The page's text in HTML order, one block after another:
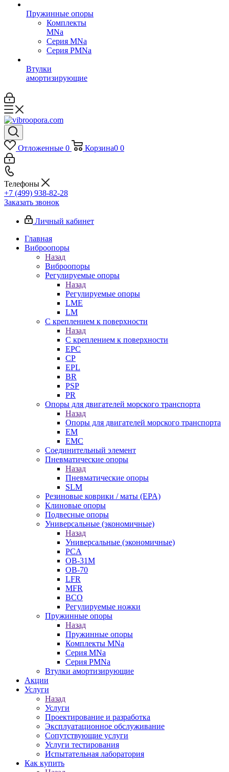
Пружинные опоры
Комплекты
MNa
Серия MNa
Серия PMNa
Втулки
амортизирующие
Отложенные 0 Корзина0 0
Телефоны
+7 (499) 938-82-28
Заказать звонок
Личный кабинет
Главная
Виброопоры
Назад
Виброопоры
Регулируемые опоры
Назад
Регулируемые опоры
LME
LM
С креплением к поверхности
Назад
С креплением к поверхности
EPC
CP
EPL
BR
PSP
PR
Опоры для двигателей морского транспорта
Назад
Опоры для двигателей морского транспорта
EM
EMC
Cоединительный элемент
Пневматические опоры
Назад
Пневматические опоры
SLM
Резиновые коврики / маты (EPA)
Клиновые опоры
Подвесные опоры
Универсальные (экономичные)
Назад
Универсальные (экономичные)
PCA
ОВ-31М
OB-70
LFR
MFR
ВСО
Регулируемые ножки
Пружинные опоры
Назад
Пружинные опоры
Комплекты MNa
Серия MNa
Серия PMNa
Втулки амортизирующие
Акции
Услуги
Назад
Услуги
Проектирование и разработка
Эксплуатационное обслуживание
Сопутствующие услуги
Услуги тестирования
Испытательная лаборатория
Как купить